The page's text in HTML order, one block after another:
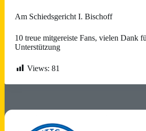
Am Schiedsgericht I. Bischoff
10 treue mitgereiste Fans, vielen Dank
Unterstützung
Views: 81